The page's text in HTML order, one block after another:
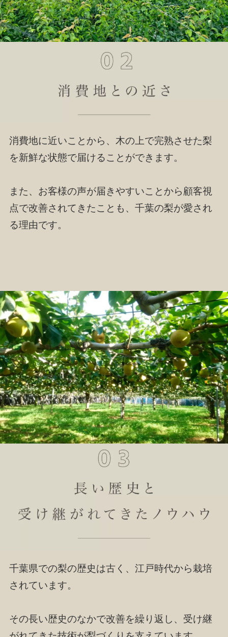
消費地に近いことから、木の上で完熟させた梨
を新鮮な状態で届けることができます。
また、お客様の声が届きやすいことから顧客視
点で改善されてきたことも、千葉の梨が愛され
る理由です。
千葉県での梨の歴史は古く、江戸時代から栽培
されています。
その長い歴史のなかで改善を繰り返し、受け継